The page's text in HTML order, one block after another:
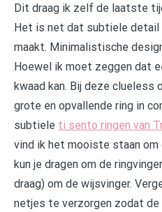
Dit draag ik zelf de laatste
Het is net dat subtiele
maakt. Minimalistische
Hoewel ik moet zeggen dat
kwaad kan. Bij deze
grote en opvallende ring in
subtiele ti sento ringen van
vind ik het mooiste staan om
kun je dragen om de
draag) om de wijsvinger.
netjes te verzorgen zodat